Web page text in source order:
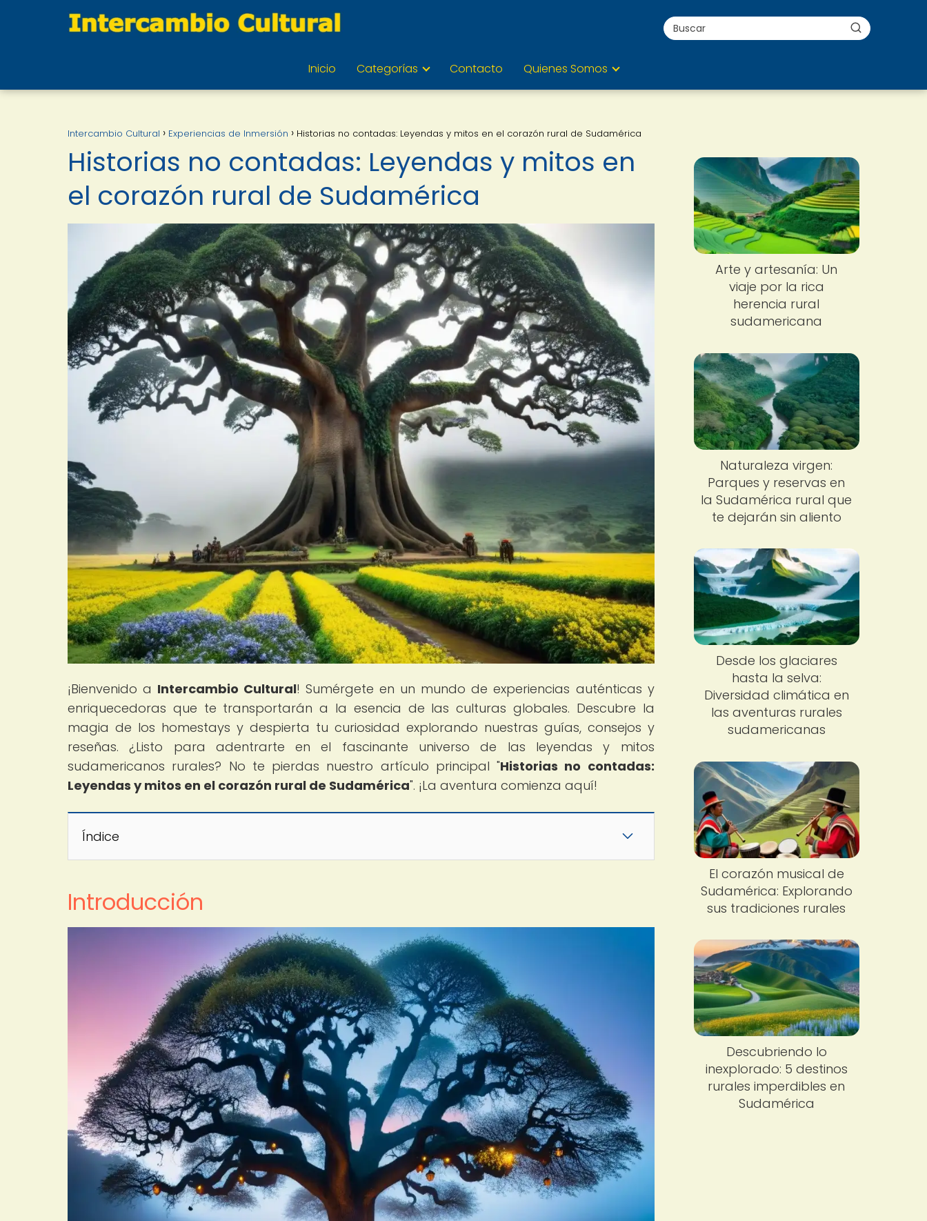
Inicio Categorías Contacto Quienes Somos
Intercambio Cultural Experiencias de Inmersión Historias no contadas: Leyendas y mitos en el corazón rural de Sudamérica
Historias no contadas: Leyendas y mitos en
el corazón rural de Sudamérica
¡Bienvenido a Intercambio Cultural! Sumérgete en un mundo de experiencias auténticas y
enriquecedoras que te transportarán a la esencia de las culturas globales. Descubre la
magia de los homestays y despierta tu curiosidad explorando nuestras guías, consejos y
reseñas. ¿Listo para adentrarte en el fascinante universo de las leyendas y mitos
sudamericanos rurales? No te pierdas nuestro artículo principal "Historias no contadas:
Leyendas y mitos en el corazón rural de Sudamérica". ¡La aventura comienza aquí!
Índice
Introducción
Arte y artesanía: Un
viaje por la rica
herencia rural
sudamericana
Naturaleza virgen:
Parques y reservas en
la Sudamérica rural que
te dejarán sin aliento
Desde los glaciares
hasta la selva:
Diversidad climática en
las aventuras rurales
sudamericanas
El corazón musical de
Sudamérica: Explorando
sus tradiciones rurales
Descubriendo lo
inexplorado: 5 destinos
rurales imperdibles en
Sudamérica